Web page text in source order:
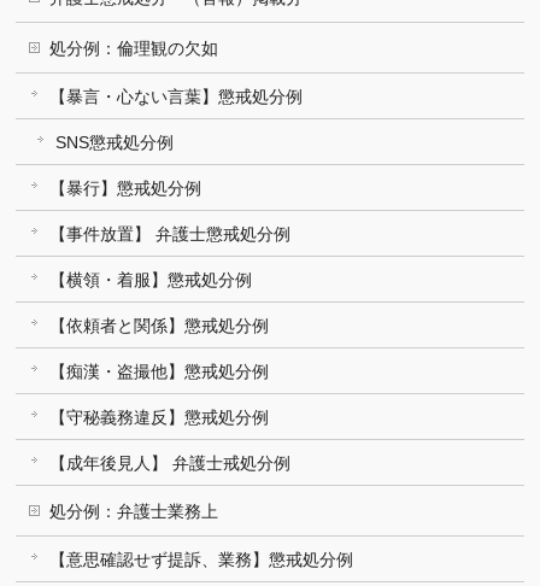
処分例：倫理観の欠如
【暴言・心ない言葉】懲戒処分例
SNS懲戒処分例
【暴行】懲戒処分例
【事件放置】 弁護士懲戒処分例
【横領・着服】懲戒処分例
【依頼者と関係】懲戒処分例
【痴漢・盗撮他】懲戒処分例
【守秘義務違反】懲戒処分例
【成年後見人】 弁護士戒処分例
処分例：弁護士業務上
【意思確認せず提訴、業務】懲戒処分例